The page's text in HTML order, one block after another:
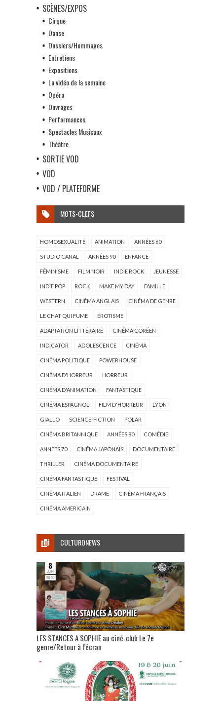
SCÈNES/EXPOS
Cirque
Danse
Dossiers/Hommages
Entretiens
Expositions
La vidéo de la semaine
Opéra
Ouvrages
Performances
Spectacles Musicaux
Théâtre
SORTIE VOD
VOD
VOD / PLATEFORME
MOTS-CLEFS
HOMOSEXUALITÉ ANIMATION ANNÉES 60
STUDIO CANAL ANNÉES 90 ENFANCE
FÉMINISME FILM NOIR INDIE ROCK JEUNESSE
INDIE POP ROCK MAKE MY DAY FAMILLE
WESTERN CINÉMA ANGLAIS CINÉMA DE GENRE
LE CHAT QUI FUME ÉROTISME
ADAPTATION LITTÉRAIRE CINÉMA CORÉEN
INDICATOR ADOLESCENCE CINÉMA
CINÉMA POLITIQUE POWERHOUSE
CINÉMA D'HORREUR HORREUR
CINÉMA D'ANIMATION FANTASTIQUE
CINÉMA ESPAGNOL FILM D'HORREUR LYON
GIALLO SCIENCE-FICTION POLAR
CINÉMA BRITANNIQUE ANNÉES 80 COMÉDIE
ANNÉES 70 CINÉMA JAPONAIS DOCUMENTAIRE
THRILLER CINÉMA DOCUMENTAIRE
CINÉMA FANTASTIQUE FESTIVAL
CINÉMA ITALIEN DRAME CINÉMA FRANÇAIS
CINÉMA AMERICAIN
CULTURONEWS
LES STANCES A SOPHIE au ciné-club Le 7e
genre/Retour à l’écran